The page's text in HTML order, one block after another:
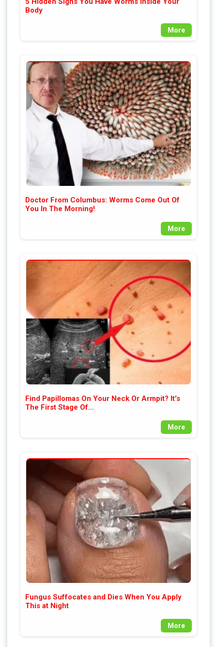
Body
More
Doctor From Columbus: Worms Come Out Of
You In The Morning!
More
Find Papillomas On Your Neck Or Armpit? It's
The First Stage Of...
More
Fungus Suffocates and Dies When You Apply
This at Night
More